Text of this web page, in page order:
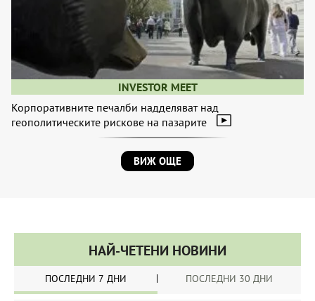
INVESTOR MEET
Корпоративните печалби надделяват над
геополитическите рискове на пазарите
ВИЖ ОЩЕ
НАЙ-ЧЕТЕНИ НОВИНИ
ПОСЛЕДНИ 7 ДНИ ПОСЛЕДНИ 30 ДНИ